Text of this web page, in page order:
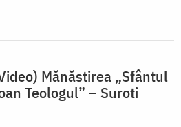
Mănăstirea „Sfântul
Teologul” – Suroti